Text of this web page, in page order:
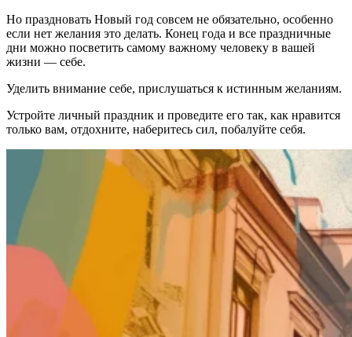
Но праздновать Новый год совсем не обязательно, особенно
если нет желания это делать. Конец года и все праздничные
дни можно посветить самому важному человеку в вашей
жизни — себе.
Уделить внимание себе, прислушаться к истинным желаниям.
Устройте личный праздник и проведите его так, как нравится
только вам, отдохните, наберитесь сил, побалуйте себя.